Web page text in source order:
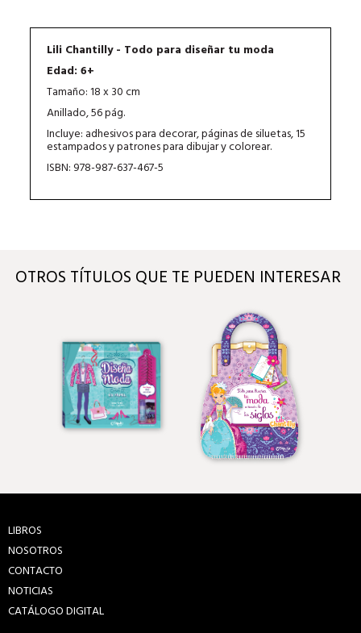
Lili Chantilly - Todo para diseñar tu moda
Edad: 6+
Tamaño: 18 x 30 cm
Anillado, 56 pág.
Incluye: adhesivos para decorar, páginas de siluetas, 15
estampados y patrones para dibujar y colorear.
ISBN: 978-987-637-467-5
OTROS TÍTULOS QUE TE PUEDEN INTERESAR
LIBROS
NOSOTROS
CONTACTO
NOTICIAS
CATÁLOGO DIGITAL